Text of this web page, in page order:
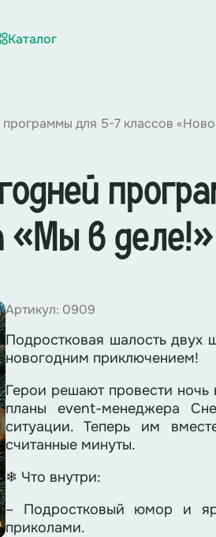
Каталог
для 5-7 классов
«Мы в деле!»
Артикул: 0909
Подростковая шалость двух
новогодним приключением!
Герои решают провести
планы event-менеджера
ситуации. Теперь им
считанные минуты.
❄ Что внутри:
– Подростковый юмор и
приколами.